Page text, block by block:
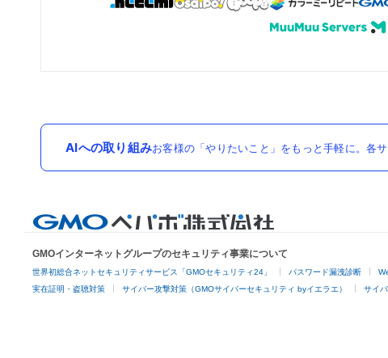
AIへの取り組みお客様の「やりたいこと」をもっと手軽に。各
GMOインターネットグループのセキュリティ事業について
世界初総合ネットセキュリティサービス「GMOセキュリティ24」 パスワード漏洩診断
実在証明・盗聴対策 サイバー攻撃対策（GMOサイバーセキュリティ byイエラエ） サイ